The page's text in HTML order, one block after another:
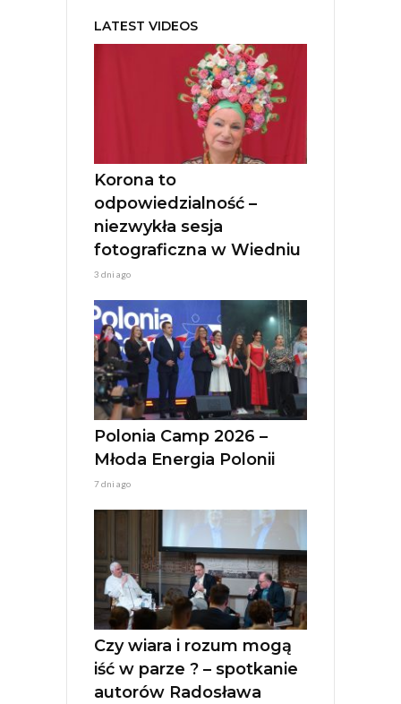
LATEST VIDEOS
Korona to
odpowiedzialność –
niezwykła sesja
fotograficzna w Wiedniu
3 dni ago
Polonia Camp 2026 –
Młoda Energia Polonii
7 dni ago
Czy wiara i rozum mogą
iść w parze ? – spotkanie
autorów Radosława